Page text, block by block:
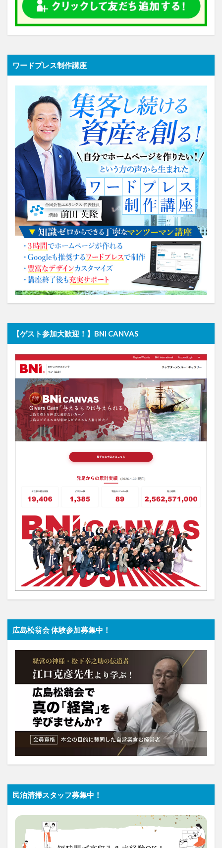
ワードプレス制作講座
【ゲスト参加大歓迎！】BNI CANVAS
広島松翁会 体験参加募集中！
民泊清掃スタッフ募集中！